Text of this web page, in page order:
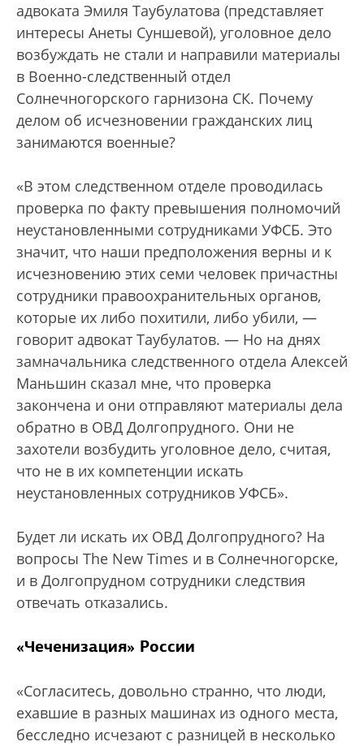
адвоката Эмиля Таубулатова (представляет
интересы Анеты Суншевой), уголовное дело
возбуждать не стали и направили материалы
в Военно-следственный отдел
Солнечногорского гарнизона СК. Почему
делом об исчезновении гражданских лиц
занимаются военные?
«В этом следственном отделе проводилась
проверка по факту превышения полномочий
неустановленными сотрудниками УФСБ. Это
значит, что наши предположения верны и к
исчезновению этих семи человек причастны
сотрудники правоохранительных органов,
которые их либо похитили, либо убили, —
говорит адвокат Таубулатов. — Но на днях
замначальника следственного отдела Алексей
Маньшин сказал мне, что проверка
закончена и они отправляют материалы дела
обратно в ОВД Долгопрудного. Они не
захотели возбудить уголовное дело, считая,
что не в их компетенции искать
неустановленных сотрудников УФСБ».
Будет ли искать их ОВД Долгопрудного? На
вопросы The New Times и в Солнечногорске,
и в Долгопрудном сотрудники следствия
отвечать отказались.
«Чеченизация» России
«Согласитесь, довольно странно, что люди,
ехавшие в разных машинах из одного места,
бесследно исчезают с разницей в несколько